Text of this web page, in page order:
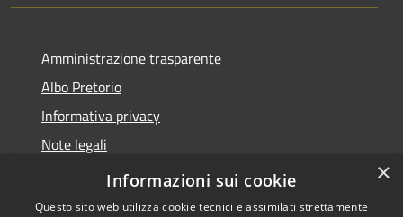
Amministrazione trasparente
Albo Pretorio
Informativa privacy
Note legali
Dichiarazione di accessibilità
×
Informazioni sui cookie
Questo sito web utilizza cookie tecnici e assimilati strettamente